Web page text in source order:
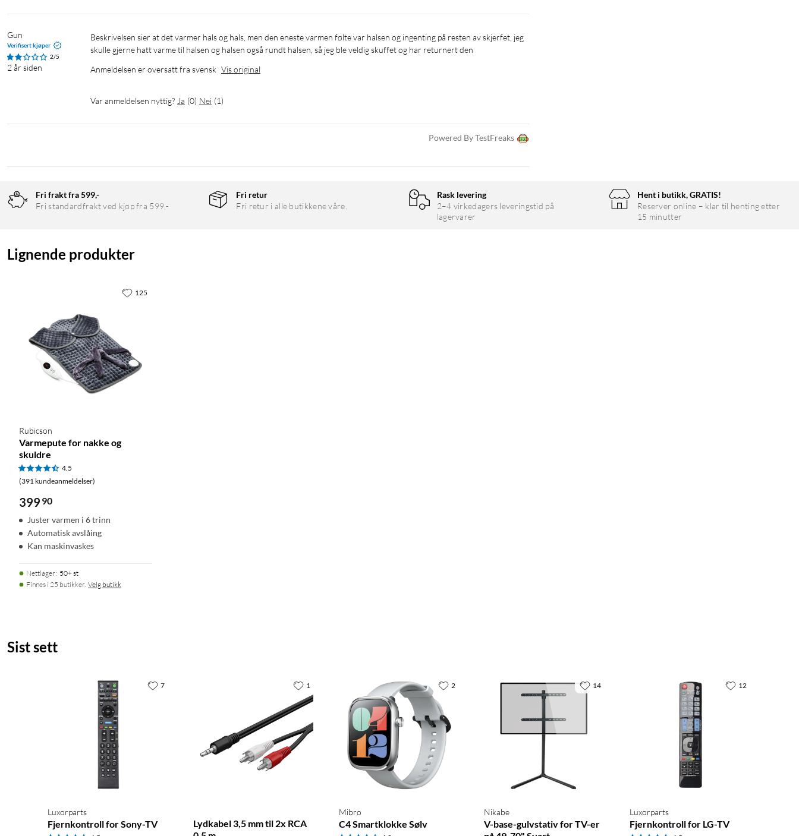
Gun
Verifisert kjøper
2/5
2 år siden
Beskrivelsen sier at det varmer hals og hals, men den eneste varmen følte var halsen og ingenting på resten av skjerfet, jeg
skulle gjerne hatt varme til halsen og halsen også rundt halsen, så jeg ble veldig skuffet og har returnert den
Anmeldelsen er oversatt fra svensk Vis original
Var anmeldelsen nyttig? Ja (0) Nei (1)
Powered By TestFreaks
Fri frakt fra 599,-
Fri standardfrakt ved kjøp fra 599,-
Fri retur
Fri retur i alle butikkene våre.
Rask levering
2–4 virkedagers leveringstid på
lagervarer
Hent i butikk, GRATIS!
Reserver online – klar til henting etter
15 minutter
Lignende produkter
Rubicson
Varmepute for nakke og
skuldre
4.5
(391 kundeanmeldelser)
399 90
Juster varmen i 6 trinn
Automatisk avslåing
Kan maskinvaskes
Nettlager: 50+ st
Finnes i 25 butikker. Velg butikk
125
Sist sett
Luxorparts
Fjernkontroll for Sony-TV
7
Lydkabel 3,5 mm til 2x RCA
1
Mibro
C4 Smartklokke Sølv
2
Nikabe
V-base-gulvstativ for TV-er
14
Luxorparts
Fjernkontroll for LG-TV
12